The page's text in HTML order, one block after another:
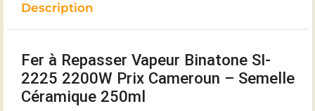
Description
Fer à Repasser Vapeur Binatone SI-
2225 2200W Prix Cameroun – Semelle
Céramique 250ml